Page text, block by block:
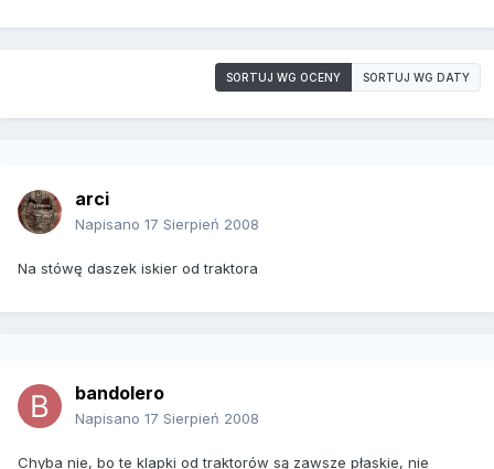
SORTUJ WG OCENY SORTUJ WG DATY
arci
Napisano 17 Sierpień 2008
Na stówę daszek iskier od traktora
bandolero
Napisano 17 Sierpień 2008
Chyba nie, bo te klapki od traktorów są zawsze płaskie, nie